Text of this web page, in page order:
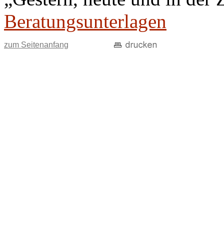
Beratungsunterlagen
zum Seitenanfang